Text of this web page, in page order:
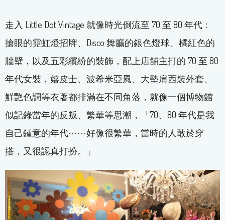
走入 Little Dot Vintage 就像時光倒流至 70 至 80 年代﹕
搶眼的霓虹燈招牌、Disco 舞廳的銀色燈球、橘紅色的
牆壁，以及五彩繽紛的裝飾，配上店舖主打的 70 至 80
年代女裝，嬉皮士、波希米亞風、大墊肩西裝外套、
鮮艷色調等衣著都排滿在不同角落，就像一個博物館
似記錄當年的反叛、繁華等思潮，「70、80 年代是我
自己鍾意的年代⋯⋯好像很繁華，當時的人敢於穿
搭，又很認真打扮。」